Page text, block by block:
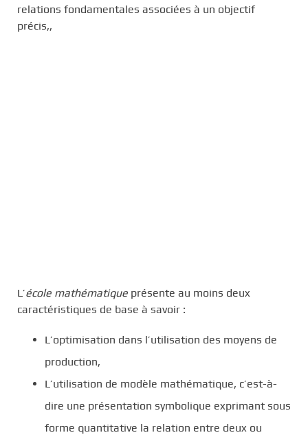
relations fondamentales associées à un objectif
précis,,
L’école mathématique présente au moins deux
caractéristiques de base à savoir :
L’optimisation dans l’utilisation des moyens de
production,
L’utilisation de modèle mathématique, c’est-à-
dire une présentation symbolique exprimant sous
forme quantitative la relation entre deux ou